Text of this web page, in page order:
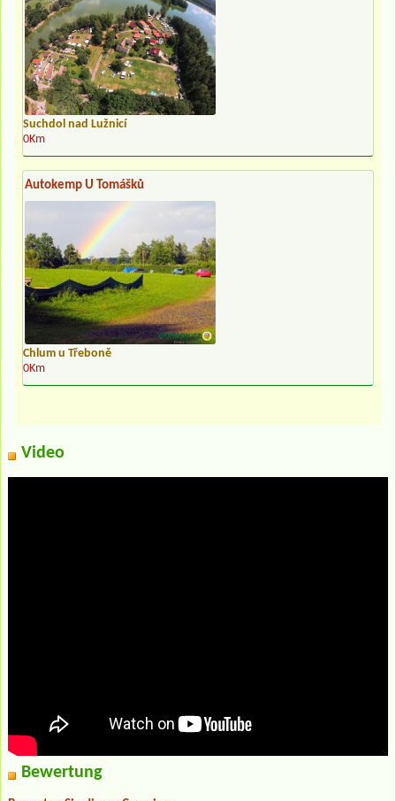
Suchdol nad Lužnicí
0Km
Autokemp U Tomášků
Chlum u Třeboně
0Km
Video
Bewertung